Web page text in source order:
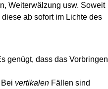
Weiterwälzung usw. Soweit
ab sofort im Lichte des
genügt, dass das Vorbringen
vertikalen Fällen sind